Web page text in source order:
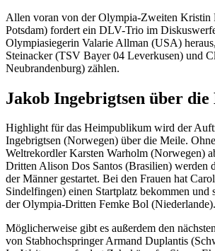
Allen voran von der Olympia-Zweiten Kristin
Potsdam) fordert ein DLV-Trio im
Olympiasiegerin Valarie Allman (USA)
Steinacker (TSV Bayer 04 Leverkusen) und
Neubrandenburg) zählen.
Jakob Ingebrigtsen über die
Highlight für das Heimpublikum wird der
Ingebrigtsen (Norwegen) über die Meile.
Weltrekordler Karsten Warholm (Norwegen)
Dritten Alison Dos Santos (Brasilien) werden
der Männer gestartet. Bei den Frauen hat
Sindelfingen) einen Startplatz bekommen und
der Olympia-Dritten Femke Bol (Niederlande).
Möglicherweise gibt es außerdem den
von Stabhochspringer Armand Duplantis